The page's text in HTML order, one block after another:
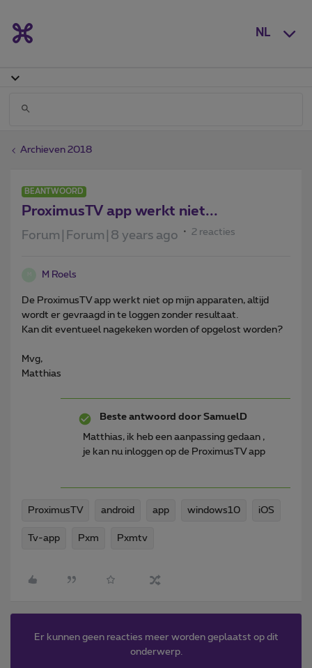
NL
Archieven 2018
BEANTWOORD
ProximusTV app werkt niet...
Forum|Forum|8 years ago 2 reacties
M Roels
De ProximusTV app werkt niet op mijn apparaten, altijd
wordt er gevraagd in te loggen zonder resultaat.
Kan dit eventueel nagekeken worden of opgelost worden?
Mvg,
Matthias
Beste antwoord door SamuelD
Matthias, ik heb een aanpassing gedaan ,
je kan nu inloggen op de ProximusTV app
ProximusTV android app windows10 iOS
Tv-app Pxm Pxmtv
Er kunnen geen reacties meer worden geplaatst op dit
onderwerp.